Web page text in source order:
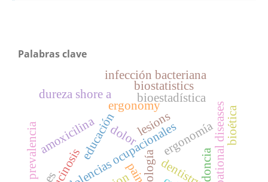
Palabras clave
ergonomía
dolencias ocupacionales
dolor
ergonomy occupational diseases
pain dentistry
bioestadística
educación
biostatistics
amoxicilina
infección bacteriana
mucinosis
dureza shore a
prevalencia lesions bioética